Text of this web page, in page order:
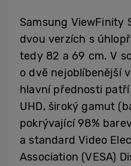
Samsung ViewFinity
dvou verzích s
tedy 82 a 69 cm. V
o dvě nejoblíbenější
hlavní přednosti
UHD, široký gamut
pokrývající 98%
a standard Video
Association (VESA)